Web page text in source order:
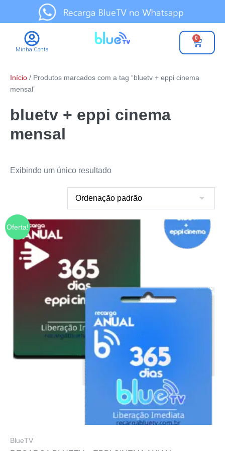
Minha Conta
0
Início / Produtos marcados com a tag “bluetv + eppi cinema
mensal”
bluetv + eppi cinema
mensal
Exibindo um único resultado
Oferta!
BlueTV